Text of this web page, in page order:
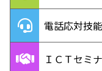
電話応対技
ＩＣＴセミ